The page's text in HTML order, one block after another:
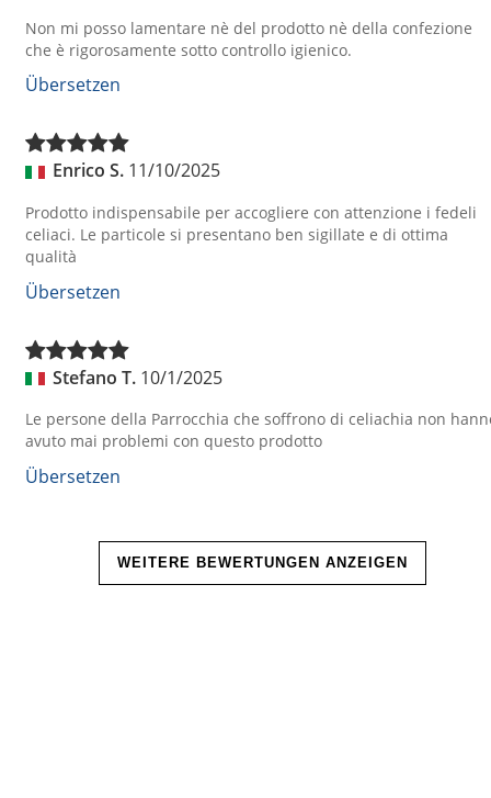
Non mi posso lamentare nè del prodotto nè della confezione
che è rigorosamente sotto controllo igienico.
Übersetzen
Enrico S. 11/10/2025
Prodotto indispensabile per accogliere con attenzione i fedeli
celiaci. Le particole si presentano ben sigillate e di ottima
qualità
Übersetzen
Stefano T. 10/1/2025
Le persone della Parrocchia che soffrono di celiachia non
avuto mai problemi con questo prodotto
Übersetzen
WEITERE BEWERTUNGEN ANZEIGEN